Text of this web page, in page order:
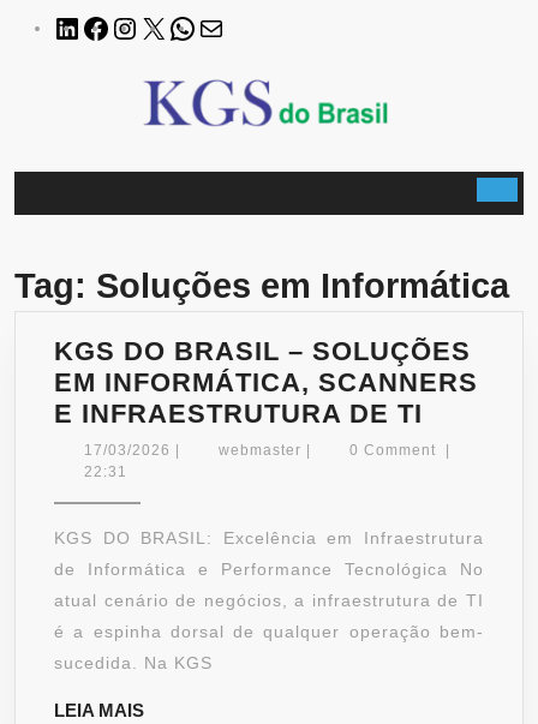
LinkedInFacebook
Instagram
X WhatsApp
Tag: Soluções em Informática
KGS DO BRASIL – SOLUÇÕES
EM INFORMÁTICA, SCANNERS
E INFRAESTRUTURA DE TI
DO
EM
17/03/2026 17/03/2026webmaster webmaster0 Comment
22:31
KGS DO BRASIL: Excelência em Infraestrutura
de Informática e Performance Tecnológica No
atual cenário de negócios, a infraestrutura de TI
é a espinha dorsal de qualquer operação bem-
sucedida. Na KGS
LEIA MAISLEIA